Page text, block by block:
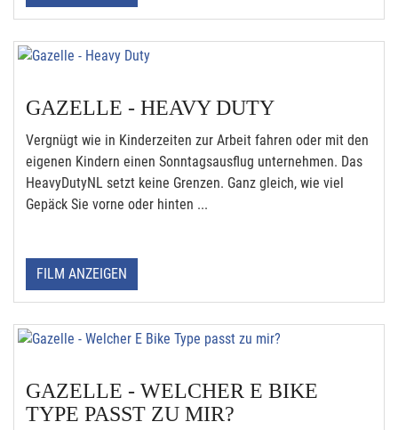
GAZELLE - HEAVY DUTY
Vergnügt wie in Kinderzeiten zur Arbeit fahren oder mit den
eigenen Kindern einen Sonntagsausflug unternehmen. Das
HeavyDutyNL setzt keine Grenzen. Ganz gleich, wie viel
Gepäck Sie vorne oder hinten ...
FILM ANZEIGEN
GAZELLE - WELCHER E BIKE
TYPE PASST ZU MIR?